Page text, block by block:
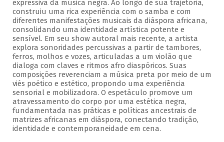
expressiva da música negra. Ao longo de sua trajetória,
construiu uma rica experiência com o samba e com
diferentes manifestações musicais da diáspora africana,
consolidando uma identidade artística potente e
sensível. Em seu show autoral mais recente, a artista
explora sonoridades percussivas a partir de tambores,
ferros, molhos e vozes, articuladas a um violão que
dialoga com claves e ritmos afro diaspóricos. Suas
composições reverenciam a música preta por meio de um
viés poético e estético, propondo uma experiência
sensorial e mobilizadora. O espetáculo promove um
atravessamento do corpo por uma estética negra,
fundamentada nas práticas e políticas ancestrais de
matrizes africanas em diáspora, conectando tradição,
identidade e contemporaneidade em cena.